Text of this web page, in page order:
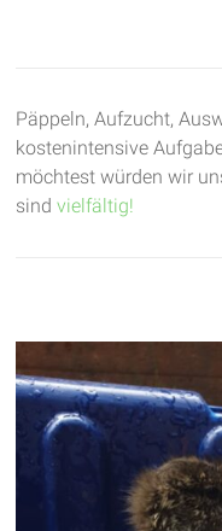
Päppeln, Aufzucht,
kostenintensive
möchtest würden wir
sindvielfältig!